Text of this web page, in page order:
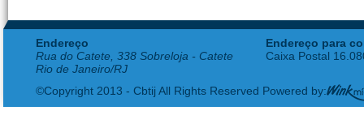
Endereço
Rua do Catete, 338 Sobreloja - Catete
Rio de Janeiro/RJ
Endereço para
Caixa Postal
©Copyright 2013 - Cbtij All Rights Reserved Powered by: